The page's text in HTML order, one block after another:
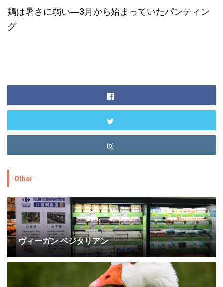
鶏は暑さに弱い―3月から始まっていたパンティン
グ
Other
ヴィーガン ベジタリアン